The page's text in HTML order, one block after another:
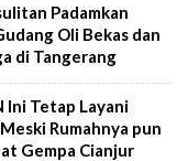
Padamkan
Oli Bekas dan
di Tangerang
Ini Tetap Layani
Rumahnya pun
Gempa Cianjur